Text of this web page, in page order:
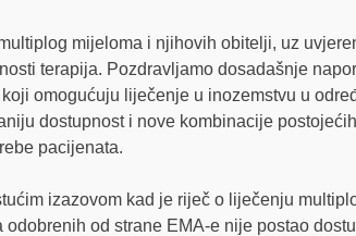
mijeloma i njihovih obitelji, uz
terapija. Pozdravljamo dosadašnje
omogućuju liječenje u inozemstvu u
dostupnost i nove kombinacije
pacijenata.
izazovom kad je riječ o liječenju
od strane EMA-e nije postao